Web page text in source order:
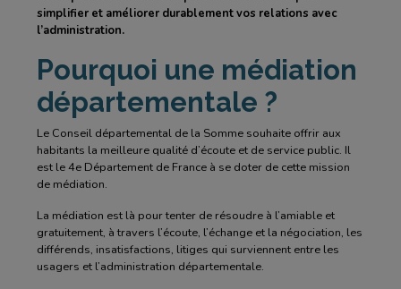
simplifier et améliorer durablement vos relations avec
l’administration.
Pourquoi une médiation
départementale ?
Le Conseil départemental de la Somme souhaite offrir aux
habitants la meilleure qualité d’écoute et de service public. Il
est le 4e Département de France à se doter de cette mission
de médiation.
La médiation est là pour tenter de résoudre à l’amiable et
gratuitement, à travers l’écoute, l’échange et la négociation, les
différends, insatisfactions, litiges qui surviennent entre les
usagers et l’administration départementale.